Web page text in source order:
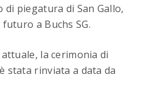
piegatura di San Gallo,
a Buchs SG.
la cerimonia di
stata rinviata a data da